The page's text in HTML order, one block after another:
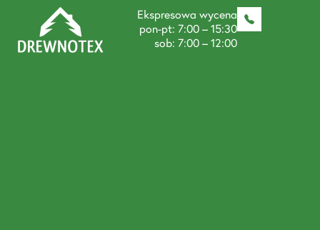
Ekspresowa wycena
pon-pt: 7:00 – 15:30
sob: 7:00 – 12:00